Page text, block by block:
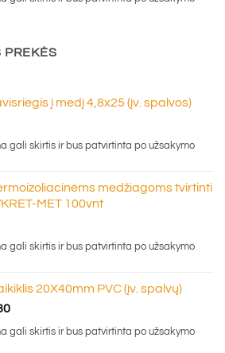
PREKĖS
į medį 4,8x25 (įv. spalvos)
gali skirtis ir bus patvirtinta po užsakymo
medžiagoms tvirtinti
MET 100vnt
gali skirtis ir bus patvirtinta po užsakymo
20X40mm PVC (įv. spalvų)
Current
price
is:
gali skirtis ir bus patvirtinta po užsakymo